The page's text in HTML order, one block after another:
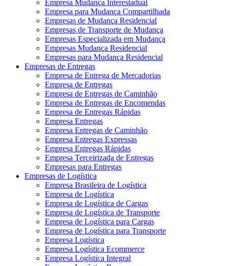
Empresa Mudança Interestadual
Empresa para Mudança Compartilhada
Empresas de Mudança Residencial
Empresas de Transporte de Mudança
Empresas Especializada em Mudança
Empresas Mudança Residencial
Empresas para Mudança Residencial
Empresas de Entregas
Empresa de Entrega de Mercadorias
Empresa de Entregas
Empresa de Entregas de Caminhão
Empresa de Entregas de Encomendas
Empresa de Entregas Rápidas
Empresa Entregas
Empresa Entregas de Caminhão
Empresa Entregas Expressas
Empresa Entregas Rápidas
Empresa Terceirizada de Entregas
Empresas para Entregas
Empresas de Logística
Empresa Brasileira de Logística
Empresa de Logística
Empresa de Logística de Cargas
Empresa de Logística de Transporte
Empresa de Logística para Cargas
Empresa de Logística para Transporte
Empresa Logística
Empresa Logística Ecommerce
Empresa Logística Integral